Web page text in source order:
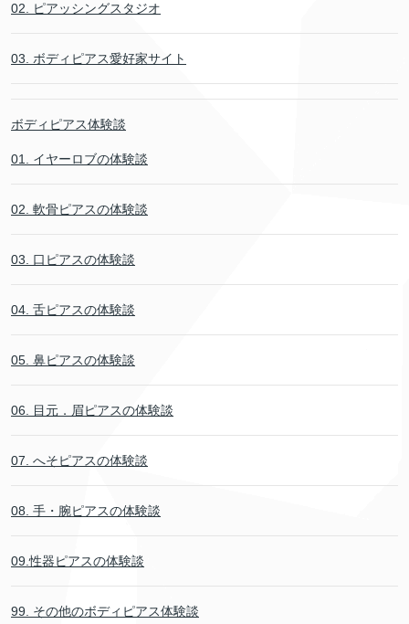
02. ピアッシングスタジオ
03. ボディピアス愛好家サイト
ボディピアス体験談
01. イヤーロブの体験談
02. 軟骨ピアスの体験談
03. 口ピアスの体験談
04. 舌ピアスの体験談
05. 鼻ピアスの体験談
06. 目元．眉ピアスの体験談
07. へそピアスの体験談
08. 手・腕ピアスの体験談
09.性器ピアスの体験談
99. その他のボディピアス体験談